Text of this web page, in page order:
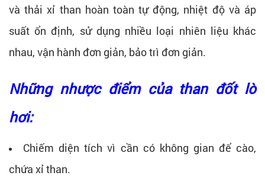
và thải xỉ than hoàn toàn tự động, nhiệt độ và áp
suất ổn định, sử dụng nhiều loại nhiên liệu khác
nhau, vận hành đơn giản, bảo trì đơn giản.
Những nhược điểm của than đốt lò
hơi:
Chiếm diện tích vì cần có không gian để cào,
chứa xỉ than.